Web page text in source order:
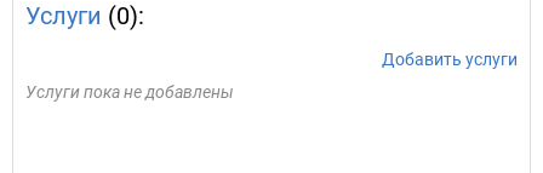
Услуги (0):
Добавить услуги
Услуги пока не добавлены